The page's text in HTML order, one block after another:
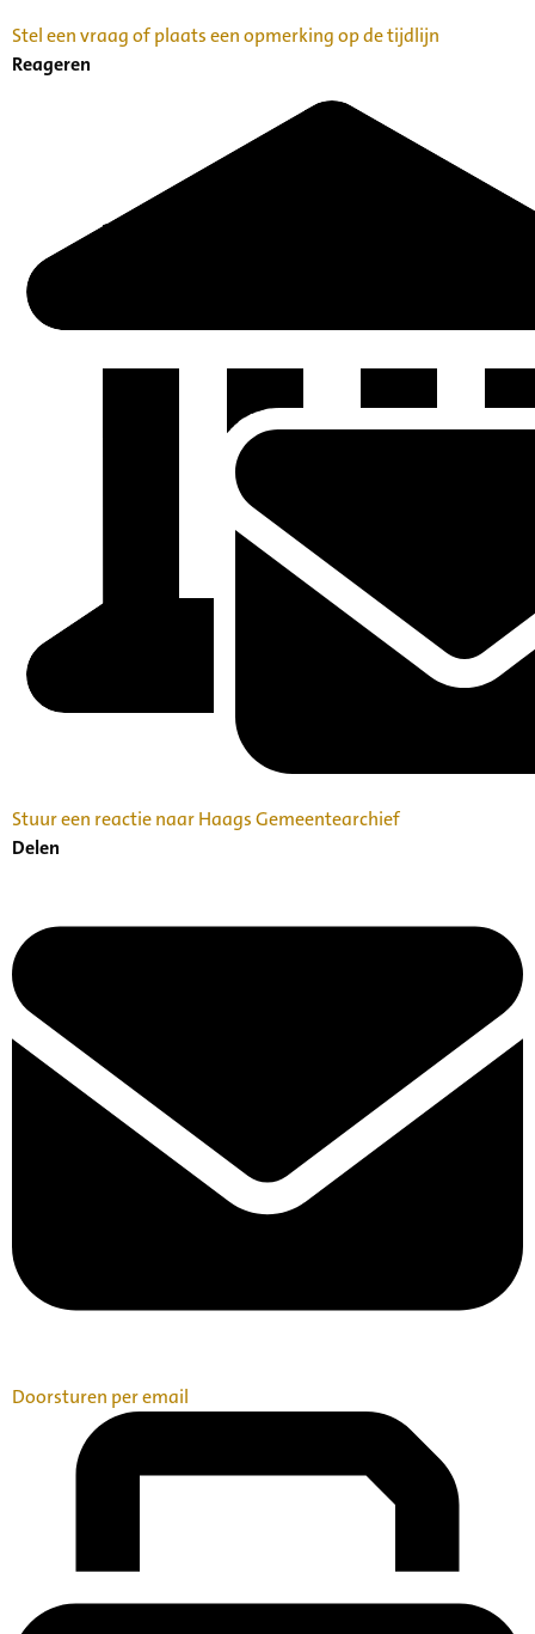
Stel een vraag of plaats een opmerking op de tijdlijn
Reageren
Stuur een reactie naar Haags Gemeentearchief
Delen
Doorsturen per email